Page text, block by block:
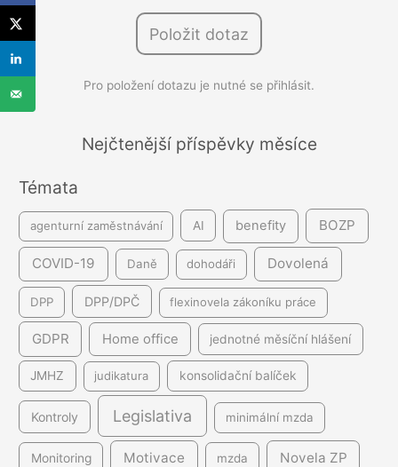
l
e
d
á
v
í
Položit dotaz
Pro položení dotazu je nutné se přihlásit.
Nejčtenější příspěvky měsíce
Témata
agenturní zaměstnávání AI benefity BOZP
COVID-19 Daně dohodáři Dovolená
DPP DPP/DPČ flexinovela zákoníku práce
GDPR Home office jednotné měsíční hlášení
JMHZ judikatura konsolidační balíček
Kontroly Legislativa minimální mzda
Monitoring Motivace mzda Novela ZP